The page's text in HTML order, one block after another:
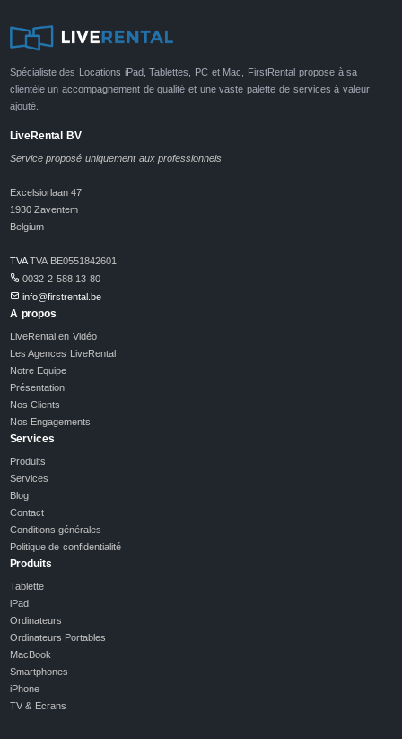
Spécialiste des Locations iPad, Tablettes, PC et Mac, FirstRental propose à sa
clientèle un accompagnement de qualité et une vaste palette de services à valeur
ajouté.
LiveRental BV
Service proposé uniquement aux professionnels
Excelsiorlaan 47
1930 Zaventem
Belgium
TVATVA BE0551842601
0032 2 588 13 80
info@firstrental.be
A propos
LiveRental en Vidéo
Les Agences LiveRental
Notre Equipe
Présentation
Nos Clients
Nos Engagements
Services
Produits
Services
Blog
Contact
Conditions générales
Politique de confidentialité
Produits
Tablette
iPad
Ordinateurs
Ordinateurs Portables
MacBook
Smartphones
iPhone
TV & Ecrans